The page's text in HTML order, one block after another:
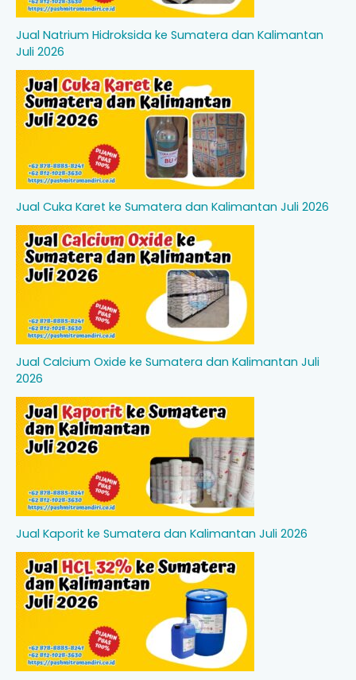
Jual Natrium Hidroksida ke Sumatera dan Kalimantan
Juli 2026
Jual Cuka Karet ke Sumatera dan Kalimantan Juli 2026
Jual Calcium Oxide ke Sumatera dan Kalimantan Juli
2026
Jual Kaporit ke Sumatera dan Kalimantan Juli 2026